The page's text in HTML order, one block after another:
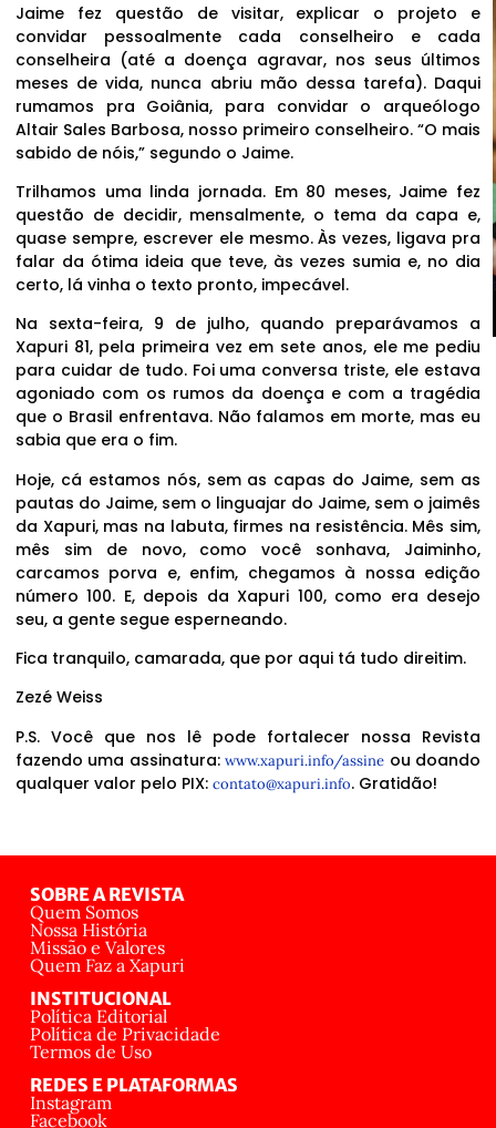
Jaime fez questão de visitar, explicar o projeto e
convidar pessoalmente cada conselheiro e cada
conselheira (até a doença agravar, nos seus últimos
meses de vida, nunca abriu mão dessa tarefa). Daqui
rumamos pra Goiânia, para convidar o arqueólogo
Altair Sales Barbosa, nosso primeiro conselheiro. “O mais
sabido de nóis,” segundo o Jaime.
Trilhamos uma linda jornada. Em 80 meses, Jaime fez
questão de decidir, mensalmente, o tema da capa e,
quase sempre, escrever ele mesmo. Às vezes, ligava pra
falar da ótima ideia que teve, às vezes sumia e, no dia
certo, lá vinha o texto pronto, impecável.
Na sexta-feira, 9 de julho, quando preparávamos a
Xapuri 81, pela primeira vez em sete anos, ele me pediu
para cuidar de tudo. Foi uma conversa triste, ele estava
agoniado com os rumos da doença e com a tragédia
que o Brasil enfrentava. Não falamos em morte, mas eu
sabia que era o fim.
Hoje, cá estamos nós, sem as capas do Jaime, sem as
pautas do Jaime, sem o linguajar do Jaime, sem o jaimês
da Xapuri, mas na labuta, firmes na resistência. Mês sim,
mês sim de novo, como você sonhava, Jaiminho,
carcamos porva e, enfim, chegamos à nossa edição
número 100. E, depois da Xapuri 100, como era desejo
seu, a gente segue esperneando.
Fica tranquilo, camarada, que por aqui tá tudo direitim.
Zezé Weiss
P.S. Você que nos lê pode fortalecer nossa Revista
fazendo uma assinatura:www.xapuri.info/assine ou doando
qualquer valor pelo PIX: contato@xapuri.info. Gratidão!
SOBRE A REVISTA
Quem Somos
Nossa História
Missão e Valores
Quem Faz a Xapuri
INSTITUCIONAL
Política Editorial
Política de Privacidade
Termos de Uso
REDES E PLATAFORMAS
Instagram
Facebook